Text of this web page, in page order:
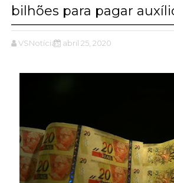
bilhões para pagar
VSNotícias abril 25, 2020